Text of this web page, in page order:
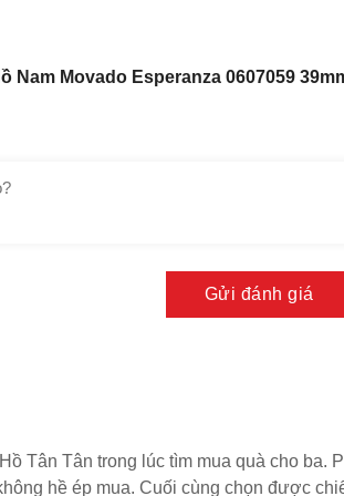
Nam Movado Esperanza 0607059
Gửi đánh giá
Tân Tân trong lúc tìm mua quà cho ba.
hề ép mua. Cuối cùng chọn được